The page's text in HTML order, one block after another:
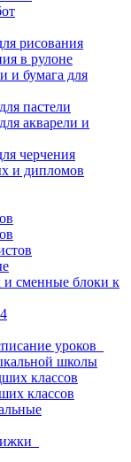
рисования
в рулоне
и бумага для
пастели
акварели и
черчения
и дипломов
и сменные блоки к
уроков
школы
классов
классов